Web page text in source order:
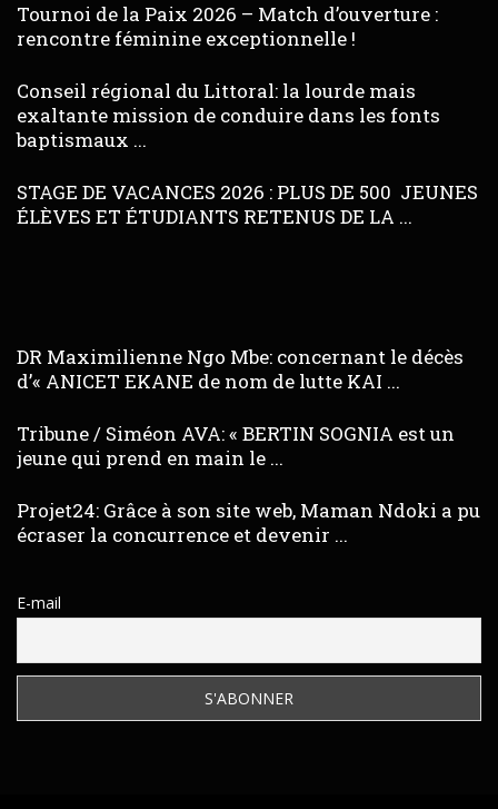
Tournoi de la Paix 2026 – Match d’ouverture :
rencontre féminine exceptionnelle !
Conseil régional du Littoral: la lourde mais
exaltante mission de conduire dans les fonts
baptismaux ...
STAGE DE VACANCES 2026 : PLUS DE 500 JEUNES
ÉLÈVES ET ÉTUDIANTS RETENUS DE LA ...
DR Maximilienne Ngo Mbe: concernant le décès
d’« ANICET EKANE de nom de lutte KAI ...
Tribune / Siméon AVA: « BERTIN SOGNIA est un
jeune qui prend en main le ...
Projet24: Grâce à son site web, Maman Ndoki a pu
écraser la concurrence et devenir ...
E-mail